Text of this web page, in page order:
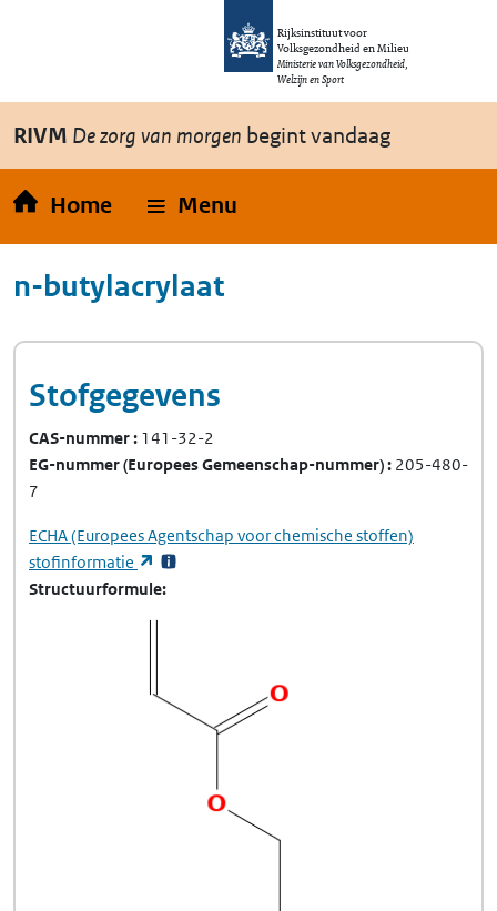
Overslaan en naar de inhoud gaan
Rijksinstituut voor
Volksgezondheid en Milieu
Ministerie van Volksgezondheid,
Welzijn en Sport
RIVM De zorg van morgen begint vandaag
Home Menu
n-butylacrylaat
Stofgegevens
CAS-nummer 141-32-2
EG-nummer(Europees Gemeenschap-nummer) 205-480-
7
ECHA(Europees Agentschap voor chemische stoffen)
stofinformatie
(opent in een nieuw tabblad)
Structuurformule